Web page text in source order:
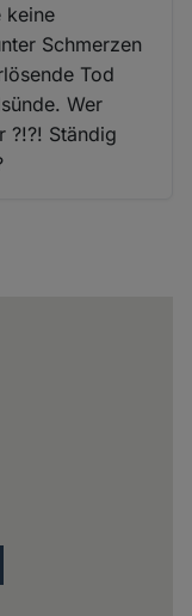
keine
Schmerzen
Tod
Wer
?!?! Ständig